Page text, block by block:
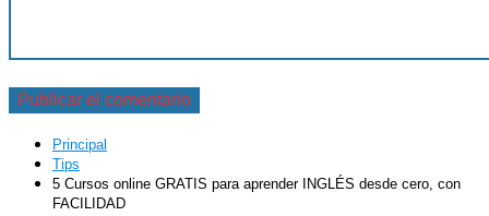
Principal
Tips
5 Cursos online GRATIS para aprender INGLÉS desde cero, con
FACILIDAD